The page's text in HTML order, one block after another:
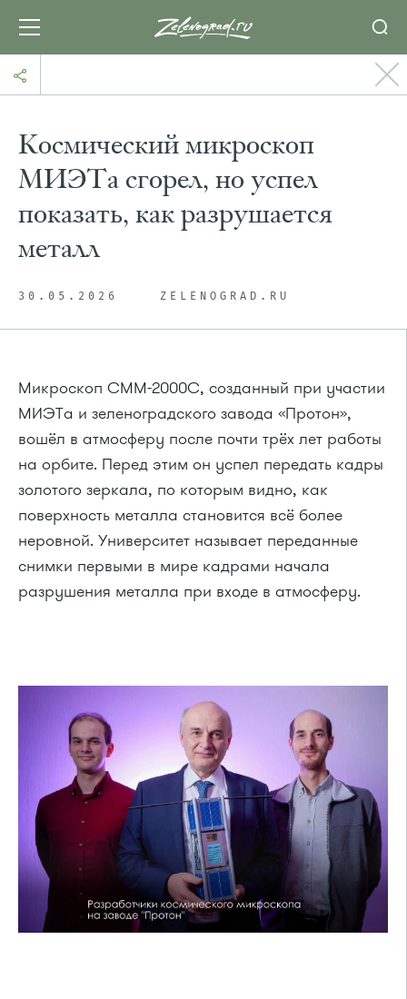
Космический микроскоп
МИЭТа сгорел, но успел
показать, как разрушается
металл
30.05.2026 ZELENOGRAD.RU
Микроскоп СММ-2000С, созданный при участии
МИЭТа и зеленоградского завода «Протон»,
вошёл в атмосферу после почти трёх лет работы
на орбите. Перед этим он успел передать кадры
золотого зеркала, по которым видно, как
поверхность металла становится всё более
неровной. Университет называет переданные
снимки первыми в мире кадрами начала
разрушения металла при входе в атмосферу.